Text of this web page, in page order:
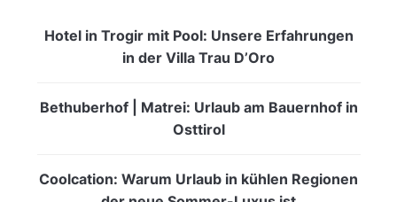
Hotel in Trogir mit Pool: Unsere Erfahrungen
in der Villa Trau D’Oro
Bethuberhof | Matrei: Urlaub am Bauernhof in
Osttirol
Coolcation: Warum Urlaub in kühlen Regionen